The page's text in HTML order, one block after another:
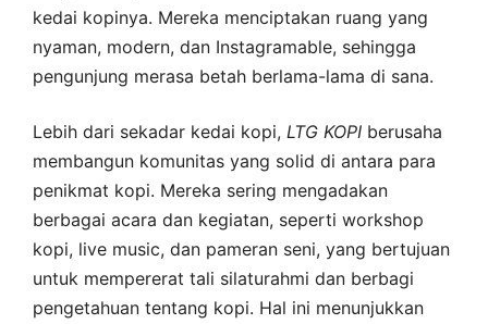
kedai kopinya. Mereka menciptakan ruang yang
nyaman, modern, dan Instagramable, sehingga
pengunjung merasa betah berlama-lama di sana.
Lebih dari sekadar kedai kopi, LTG KOPI berusaha
membangun komunitas yang solid di antara para
penikmat kopi. Mereka sering mengadakan
berbagai acara dan kegiatan, seperti workshop
kopi, live music, dan pameran seni, yang bertujuan
untuk mempererat tali silaturahmi dan berbagi
pengetahuan tentang kopi. Hal ini menunjukkan